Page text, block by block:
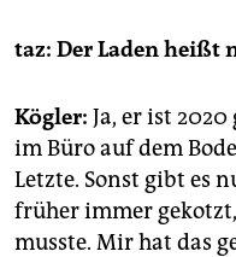
taz: Der Laden heißt
Kögler: Ja, er ist
im Büro auf dem
Letzte. Sonst gibt es
früher immer
musste. Mir hat das